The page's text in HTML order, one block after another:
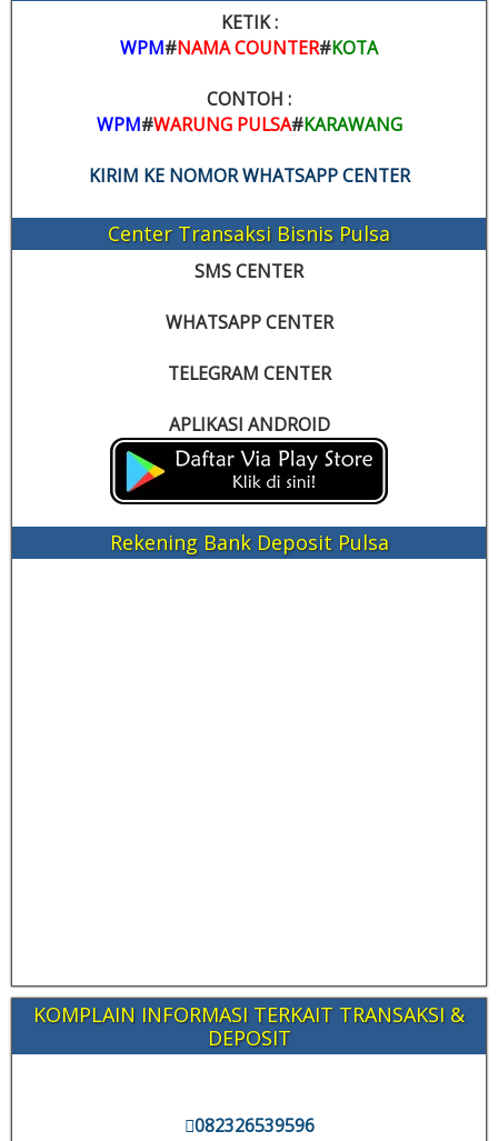
KETIK :
WPM#NAMA COUNTER#KOTA
CONTOH :
WPM#WARUNG PULSA#KARAWANG
KIRIM KE NOMOR WHATSAPP CENTER
Center Transaksi Bisnis Pulsa
SMS CENTER
WHATSAPP CENTER
TELEGRAM CENTER
APLIKASI ANDROID
Rekening Bank Deposit Pulsa
KOMPLAIN INFORMASI TERKAIT TRANSAKSI &
DEPOSIT
082326539596